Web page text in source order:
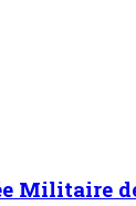
Militaire